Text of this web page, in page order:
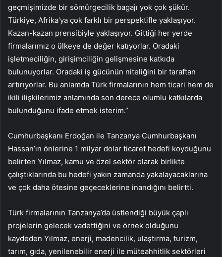
geçmişimizde bir sömürgecilik bagajı yok çok şükür.
Türkiye, Afrika’ya çok farklı bir perspektifle yaklaşıyor.
Kazan-kazan prensibiyle yaklaşıyor. Gittiği her yerde
firmalarımız o ülkeye de değer katıyorlar. Oradaki
işletmeciliğin, girişimciliğin gelişmesine katkıda
bulunuyorlar. Oradaki iş gücünün niteliğini bir taraftan
artırıyorlar. Bu anlamda Türk firmalarının hem ticari hem de
ikili ilişkilerimiz anlamında son derece olumlu katkılarda
bulunduğunu ifade etmek isterim.”
Cumhurbaşkanı Erdoğan ile Tanzanya Cumhurbaşkanı
Hassan’ın önlerine 1 milyar dolar ticaret hedefi koyduğunu
belirten Yılmaz, kamu ve özel sektör olarak birlikte
çalıştıklarında bu hedefi yakın zamanda yakalayacaklarına
ve çok daha ötesine geçeceklerine inandığını belirtti.
Türk firmalarının Tanzanya’da üstlendiği büyük çaplı
projelerin gelecek vadettiğini ve örnek olduğunu
kaydeden Yılmaz, enerji, madencilik, ulaştırma, turizm,
tarım, gıda, yenilenebilir enerji ile müteahhitlik sektörleri